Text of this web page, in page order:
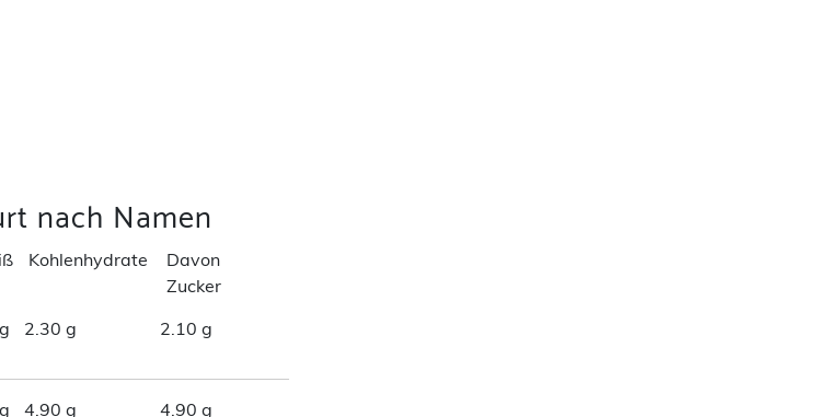
nach Namen
Kohlenhydrate
Davon
Zucker
2.30 g 2.10 g
4.90 g 4.90 g